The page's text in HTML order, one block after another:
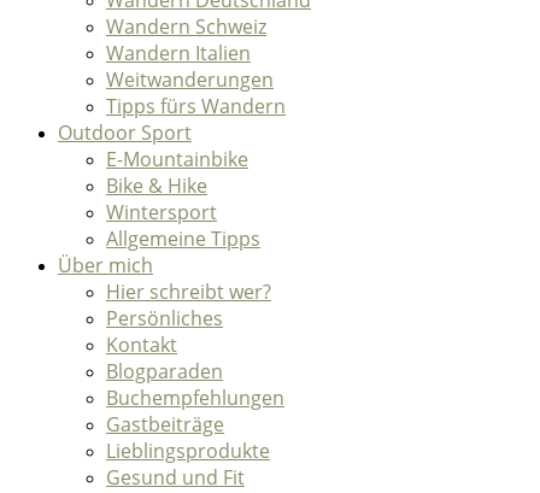
Wandern Schweiz
Wandern Italien
Weitwanderungen
Tipps fürs Wandern
Outdoor Sport
E-Mountainbike
Bike & Hike
Wintersport
Allgemeine Tipps
Über mich
Hier schreibt wer?
Persönliches
Kontakt
Blogparaden
Buchempfehlungen
Gastbeiträge
Lieblingsprodukte
Gesund und Fit